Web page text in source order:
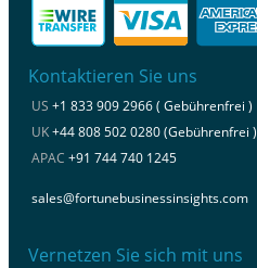
Kontaktieren Sie uns
US +1 833 909 2966 ( Gebührenfrei )
UK+44 808 502 0280 (Gebührenfrei )
APAC +91 744 740 1245
sales@fortunebusinessinsights.com
Vernetzen Sie sich mit uns